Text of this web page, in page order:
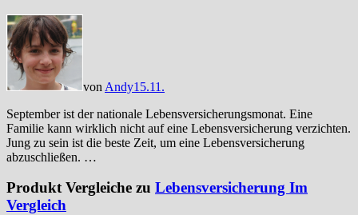
von Andy15.11.
September ist der nationale Lebensversicherungsmonat. Eine
Familie kann wirklich nicht auf eine Lebensversicherung verzichten.
Jung zu sein ist die beste Zeit, um eine Lebensversicherung
abzuschließen. …
Produkt Vergleiche zu Lebensversicherung Im
Vergleich